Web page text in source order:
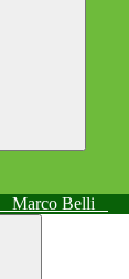
Marco Belli